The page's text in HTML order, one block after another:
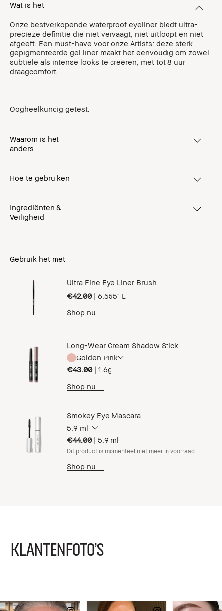
Wat is het
Onze bestverkopende waterproof eyeliner biedt ultra-
precieze definitie die niet vervaagt, niet uitloopt en niet
afgeeft. Een must-have voor onze Artists: deze sterk
gepigmenteerde gel liner maakt het eenvoudig om zowel
subtiele als intense looks te creëren, met tot 8 uur
draagcomfort.
Oogheelkundig getest.
Waarom is het
anders
Hoe te gebruiken
Ingrediënten &
Veiligheid
Gebruik het met
Ultra Fine Eye Liner Brush
€42.00 | 6.555" L
Shop nu
Long-Wear Cream Shadow Stick
Golden Pink
€43.00 | 1.6g
Shop nu
Smokey Eye Mascara
5.9 ml
€44.00 | 5.9 ml
Dit product is momenteel niet meer in voorraad
Shop nu
KLANTENFOTO'S